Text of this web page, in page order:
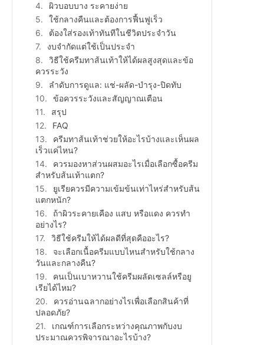
ผิวบอบบาง ระคายง่าย
ใช้กลางคืนและต้องการฟื้นฟูเร็ว
ต้องใส่รองเท้าทันทีในชีวิตประจำวัน
งบจำกัดแต่ใช้เป็นประจำ
วิธีใช้ครีมทาส้นเท้าให้ได้ผลสูงสุดและข้อ
ควรระวัง
ลำดับการดูแล: แช่-ผลัด-บำรุง-ปิดทับ
ข้อควรระวังและสัญญาณเตือน
สรุป
FAQ
ครีมทาส้นเท้าช่วยให้อะไรบ้างและเห็นผล
เร็วแค่ไหน?
ควรมองหาส่วนผสมอะไรเมื่อเลือกซื้อครีม
สำหรับส้นเท้าแตก?
ยูเรียควรมีความเข้มข้นเท่าไหร่สำหรับส้น
แตกหนัก?
ถ้าผิวระคายเคือง แสบ หรือแดง ควรทำ
อย่างไร?
วิธีใช้ครีมให้ได้ผลดีที่สุดคืออะไร?
จะเลือกเนื้อครีมแบบไหนสำหรับใช้กลาง
วันและกลางคืน?
คนเป็นเบาหวานใช้ครีมผลัดเซลล์หรือยู
เรียได้ไหม?
ควรอ่านฉลากอย่างไรเพื่อเลือกสินค้าที่
ปลอดภัย?
เกณฑ์การเลือกระหว่างคุณภาพกับงบ
ประมาณควรพิจารณาอะไรบ้าง?